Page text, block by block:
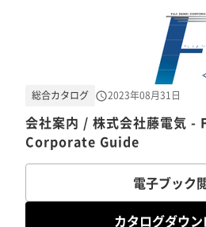
会社案内 / 株式会社藤電気
Corporate Guide
総合カタログ 2023年08月31日
電子ブック
カタログダウ